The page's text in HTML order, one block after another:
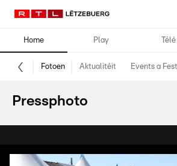
Home Play Télé
Fotoen Aktualitéit Events a
Pressphoto